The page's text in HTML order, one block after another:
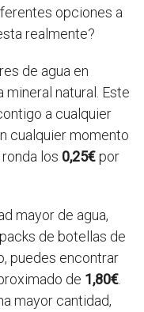
opciones a
realmente?
de agua en
natural. Este
a cualquier
cualquier momento
los 0,25€por
mayor de agua,
de botellas de
puedes encontrar
de 1,80€
mayor cantidad,